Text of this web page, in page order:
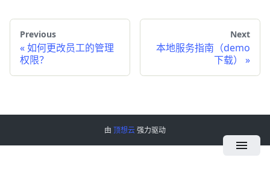
Previous
«如何更改员工的管理
权限？
Next
本地服务指南（demo
下载）
»
由 顶想云强力驱动